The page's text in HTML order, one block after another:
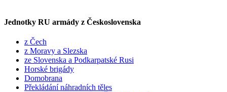
Jednotky RU armády z Československa
z Čech
z Moravy a Slezska
ze Slovenska a Podkarpatské Rusi
Horské brigády
Domobrana
Překládání náhradních těles